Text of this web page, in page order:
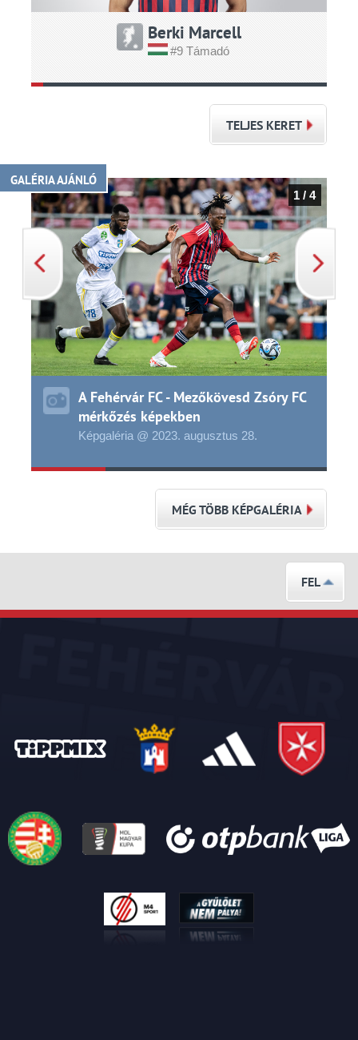
Berki Marcell
#9 Támadó
TELJES KERET
GALÉRIA AJÁNLÓ
A Fehérvár FC - Mezőkövesd Zsóry FC
mérkőzés képekben
Képgaléria @ 2023. augusztus 28.
1 / 4
MÉG TÖBB KÉPGALÉRIA
FEL